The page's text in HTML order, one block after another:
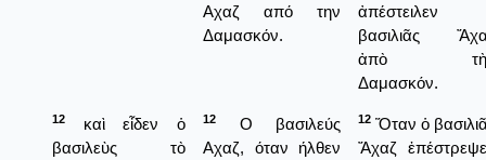
Αχαζ από την
Δαμασκόν.
ἀπέστειλεν
βασιλιᾶς
ἀπὸ
Δαμασκόν.
12
καὶ εἶδεν ὁ
βασιλεὺς τὸ
12
Ο βασιλεύς
Αχαζ, όταν ήλθεν
12 Ὅταν ὁ
Ἄχαζ